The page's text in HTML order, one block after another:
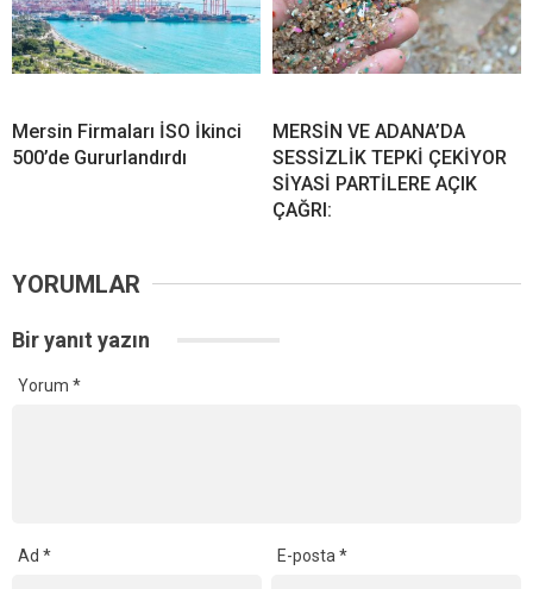
Mersin Firmaları İSO İkinci
500’de Gururlandırdı
MERSİN VE ADANA’DA
SESSİZLİK TEPKİ ÇEKİYOR
SİYASİ PARTİLERE AÇIK
ÇAĞRI:
YORUMLAR
Bir yanıt yazın
Yorum *
Ad * E-posta*